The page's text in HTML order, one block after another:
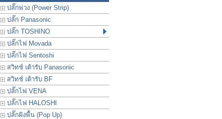
ปลั๊กพ่วง (Power Strip)
ปลั๊ก Panasonic
ปลั๊ก TOSHINO
ปลั๊กไฟ Movada
ปลั๊กไฟ Sentoshi
สวิทช์ เต้ารับ Panasonic
สวิทช์ เต้ารับ BF
ปลั๊กไฟ VENA
ปลั๊กไฟ HALOSHI
ปลั๊กฝังพื้น (Pop Up)